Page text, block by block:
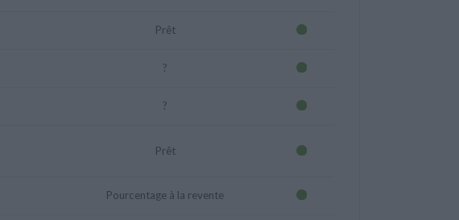
Prêt
?
?
Prêt
Pourcentage à la revente